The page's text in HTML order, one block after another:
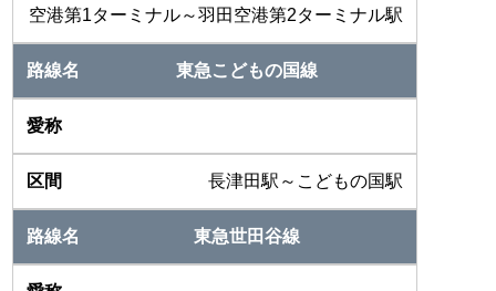
空港第1ターミナル～羽田空港第2ターミナル駅
東急こどもの国線
長津田駅～こどもの国駅
東急世田谷線